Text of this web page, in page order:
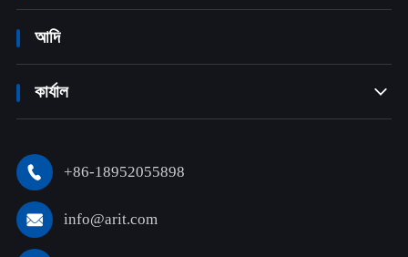
আদি
কার্যাল 
 +86-18952055898
 info@arit.com